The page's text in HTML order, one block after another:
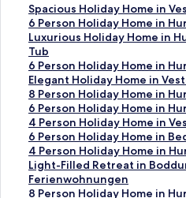
Spacious Holiday Home in
L
i
n
k
,
d
e
r
d
i
e
f
o
l
6 Person Holiday Home in
L
i
n
k
,
d
e
r
d
i
e
f
o
Luxurious Holiday Home in
Tub
L
i
n
k
,
d
e
r
d
i
e
f
6 Person Holiday Home in
L
i
n
k
,
d
e
r
d
i
Elegant Holiday Home in
L
i
n
k
,
d
e
r
d
8 Person Holiday Home in
L
i
n
k
,
d
e
r
6 Person Holiday Home in
L
i
n
k
,
d
e
4 Person Holiday Home in
L
i
n
k
,
d
6 Person Holiday Home in
L
i
n
k
,
4 Person Holiday Home in
L
i
n
k
Light-Filled Retreat in
Ferienwohnungen
L
i
n
8 Person Holiday Home in
L